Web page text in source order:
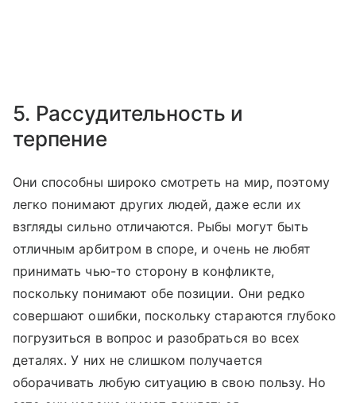
5. Рассудительность и
терпение
Они способны широко смотреть на мир, поэтому
легко понимают других людей, даже если их
взгляды сильно отличаются. Рыбы могут быть
отличным арбитром в споре, и очень не любят
принимать чью-то сторону в конфликте,
поскольку понимают обе позиции. Они редко
совершают ошибки, поскольку стараются глубоко
погрузиться в вопрос и разобраться во всех
деталях. У них не слишком получается
оборачивать любую ситуацию в свою пользу. Но